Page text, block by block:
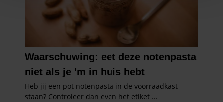
personaliseren, om functies voor social media te bieden
en om ons websiteverkeer te analyseren. Ook delen we
informatie over uw gebruik van onze site met onze
partners voor social media, adverteren en analyse. Deze
informatie die u aan ze heeft verstrekt of die ze hebben
verzameld op basis van uw gebruik van hun services. U
gaat akkoord met onze cookies als u onze website blijft
gebruiken.